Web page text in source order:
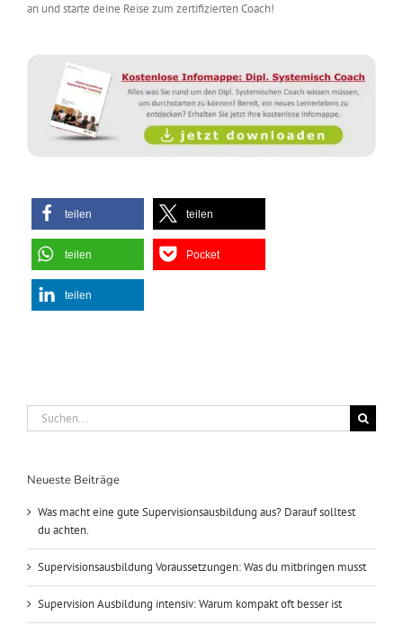
an und starte deine Reise zum zertifizierten Coach!
teilen teilen
teilen Pocket
teilen
Suche
nach:
Neueste Beiträge
Was macht eine gute Supervisionsausbildung aus? Darauf solltest
du achten.
Supervisionsausbildung Voraussetzungen: Was du mitbringen musst
Supervision Ausbildung intensiv: Warum kompakt oft besser ist